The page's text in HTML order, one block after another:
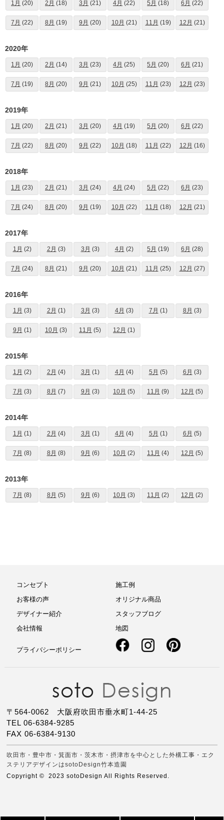
1月 (20) 2月 (18) 3月 (21) 4月 (22) 5月 (18) 6月 (22)
7月 (22) 8月 (19) 9月 (20) 10月 (21) 11月 (19) 12月 (21)
2020年
1月 (20) 2月 (14) 3月 (23) 4月 (25) 5月 (20) 6月 (21)
7月 (19) 8月 (20) 9月 (21) 10月 (25) 11月 (23) 12月 (23)
2019年
1月 (20) 2月 (21) 3月 (20) 4月 (19) 5月 (20) 6月 (22)
7月 (22) 8月 (20) 9月 (22) 10月 (18) 11月 (22) 12月 (16)
2018年
1月 (23) 2月 (21) 3月 (24) 4月 (24) 5月 (22) 6月 (23)
7月 (24) 8月 (20) 9月 (19) 10月 (22) 11月 (18) 12月 (21)
2017年
1月 (2) 2月 (3) 3月 (3) 4月 (2) 5月 (19) 6月 (28)
7月 (24) 8月 (21) 9月 (20) 10月 (21) 11月 (25) 12月 (27)
2016年
1月 (3) 2月 (1) 3月 (3) 4月 (3) 7月 (1) 8月 (3)
9月 (1) 10月 (3) 11月 (5) 12月 (1)
2015年
1月 (2) 2月 (4) 3月 (1) 4月 (4) 5月 (5) 6月 (3)
7月 (3) 8月 (7) 9月 (3) 10月 (5) 11月 (9) 12月 (5)
2014年
1月 (1) 2月 (4) 3月 (1) 4月 (4) 5月 (1) 6月 (5)
7月 (8) 8月 (8) 9月 (6) 10月 (2) 11月 (4) 12月 (5)
2013年
7月 (8) 8月 (5) 9月 (6) 10月 (3) 11月 (2) 12月 (2)
コンセプト
施工例
お客様の声
オリジナル商品
デザイナー紹介
スタッフブログ
会社情報
地図
プライバシーポリシー
〒564-0062 大阪府吹田市垂水町1-44-25
TEL 06-6384-9285
FAX 06-6384-9130
吹田市・豊中市・箕面市・茨木市・摂津市を中心とした外構工事・エク
ステリアデザインはsotoDesign竹本造園
Copyright © 2023 sotoDesign All Rights Reserved.